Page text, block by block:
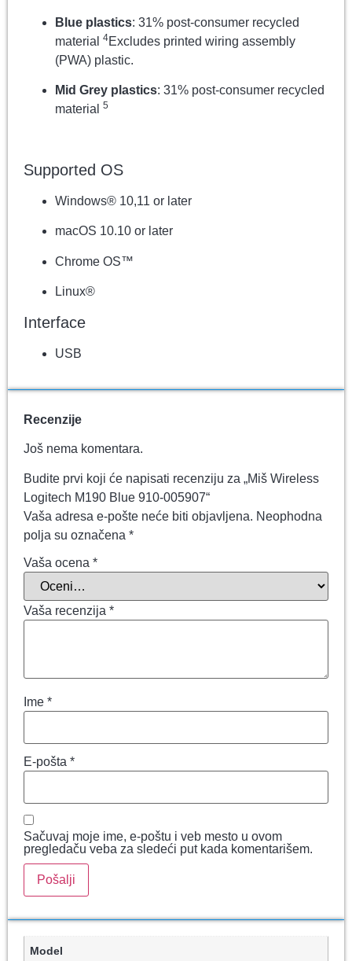
Blue plastics: 31% post-consumer recycled
material
4Excludes printed wiring assembly
(PWA) plastic.
Mid Grey plastics: 31% post-consumer recycled
material
5
Supported OS
Windows® 10,11 or later
macOS 10.10 or later
Chrome OS™
Linux®
Interface
USB
Recenzije
Još nema komentara.
Budite prvi koji će napisati recenziju za „Miš Wireless
Logitech M190 Blue 910-005907“
Vaša adresa e-pošte neće biti objavljena. Neophodna
polja su označena *
Vaša ocena *
Vaša recenzija *
Ime *
E-pošta *
Sačuvaj moje ime, e-poštu i veb mesto u ovom
pregledaču veba za sledeći put kada komentarišem.
Model